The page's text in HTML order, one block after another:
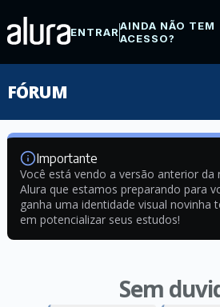
ENTRARAINDA NÃO TEM
ACESSO?
FÓRUM
Importante
Você está vendo a versão anterior da
Alura que estamos preparando para
ganha uma identidade visual novinha
em potencializar seus estudos!
Sem